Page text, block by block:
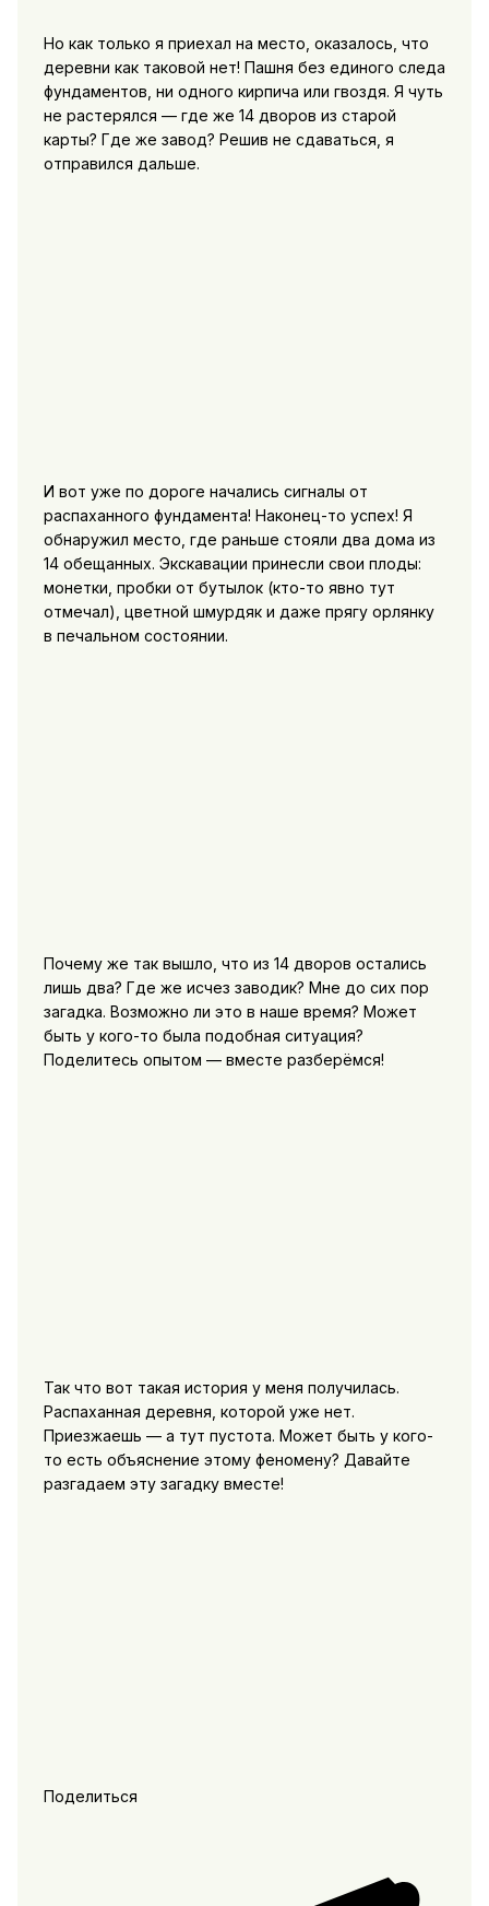
Но как только я приехал на место, оказалось, что
деревни как таковой нет! Пашня без единого следа
фундаментов, ни одного кирпича или гвоздя. Я чуть
не растерялся — где же 14 дворов из старой
карты? Где же завод? Решив не сдаваться, я
отправился дальше.
И вот уже по дороге начались сигналы от
распаханного фундамента! Наконец-то успех! Я
обнаружил место, где раньше стояли два дома из
14 обещанных. Экскавации принесли свои плоды:
монетки, пробки от бутылок (кто-то явно тут
отмечал), цветной шмурдяк и даже прягу орлянку
в печальном состоянии.
Почему же так вышло, что из 14 дворов остались
лишь два? Где же исчез заводик? Мне до сих пор
загадка. Возможно ли это в наше время? Может
быть у кого-то была подобная ситуация?
Поделитесь опытом — вместе разберёмся!
Так что вот такая история у меня получилась.
Распаханная деревня, которой уже нет.
Приезжаешь — а тут пустота. Может быть у кого-
то есть объяснение этому феномену? Давайте
разгадаем эту загадку вместе!
Поделиться